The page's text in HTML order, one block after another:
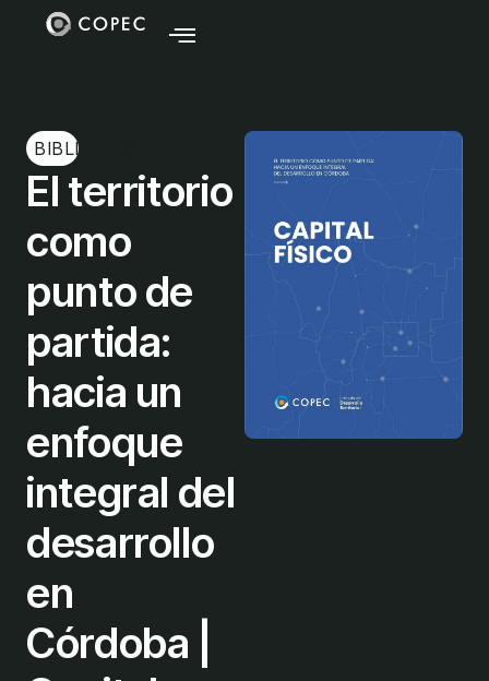
BIBLIOTECA
El territorio
como
punto de
partida:
hacia un
enfoque
integral del
desarrollo
en
Córdoba |